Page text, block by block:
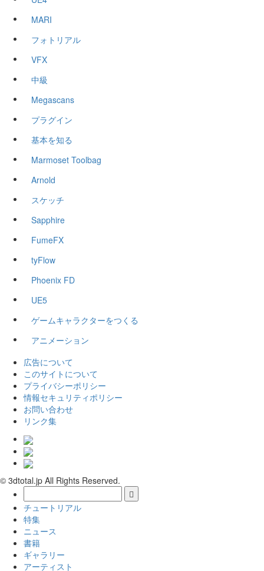
MARI
フォトリアル
VFX
中級
Megascans
プラグイン
基本を知る
Marmoset Toolbag
Arnold
スケッチ
Sapphire
FumeFX
tyFlow
Phoenix FD
UE5
ゲームキャラクターをつくる
アニメーション
広告について
このサイトについて
プライバシーポリシー
情報セキュリティポリシー
お問い合わせ
リンク集
© 3dtotal.jp All Rights Reserved.
チュートリアル
特集
ニュース
書籍
ギャラリー
アーティスト